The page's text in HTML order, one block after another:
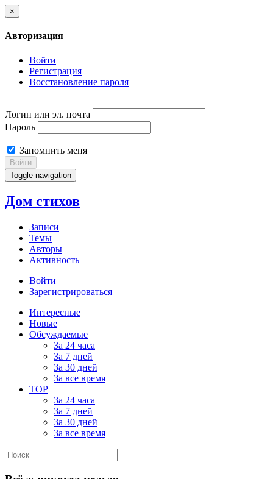
×
Авторизация
Войти
Регистрация
Восстановление пароля
Логин или эл. почта
Пароль
Запомнить меня
Войти
Toggle navigation
Дом стихов
Записи
Темы
Авторы
Активность
Войти
Зарегистрироваться
Интересные
Новые
Обсуждаемые
За 24 часа
За 7 дней
За 30 дней
За все время
TOP
За 24 часа
За 7 дней
За 30 дней
За все время